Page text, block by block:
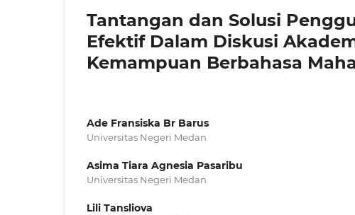
Tantangan dan Solusi
Efektif Dalam Diskusi
Kemampuan Berbahasa
Ade Fransiska Br Barus
Universitas Negeri Medan
Asima Tiara Agnesia Pasaribu
Universitas Negeri Medan
Lili Tansliova